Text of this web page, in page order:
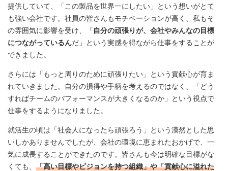
提供していて、「この製品を世界一にしたい」という想いがとて
も強い会社です。社員の皆さんもモチベーションが高く、私もそ
の雰囲気に影響を受け、「 自分の頑張りが、会社やみんなの目標
につながっているんだ」という実感を得ながら仕事をすることが
できました。
さらには「もっと周りのために頑張りたい」という貢献心が育ま
れていきました。自分の損得や手柄を考えるのではなく、「どう
すればチームのパフォーマンスが大きくなるのか」という視点で
仕事をするようになりました。
就活生の頃は「社会人になったら頑張ろう」という漠然とした思
いしかありませんでしたが、会社の環境に恵まれたおかげで、一
気に成長することができたのです。皆さんも今は明確な目標がな
くても、 「高い目標やビジョンを持つ組織」や「貢献心に溢れた